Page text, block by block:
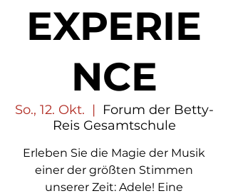
EXPERIE
NCE
So., 12. Okt.
  |
Forum der Betty-
Reis Gesamtschule
Erleben Sie die Magie der Musik
einer der größten Stimmen
unserer Zeit: Adele! Eine